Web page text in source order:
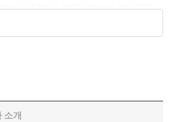
서도 낙천적이고 생생한 주인공을 가진 작품이
기까지의 과정이 무척 세밀하고 실감나게 그려
소개